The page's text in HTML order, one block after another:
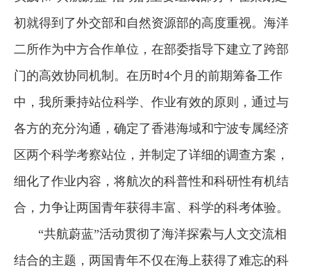
初就得到了外交部和自然资源部的高度重视。海洋
二所作为中方合作单位，在部委指导下建立了跨部
门的高效协同机制。在历时4个月的前期筹备工作
中，我所秉持站位科学、作业有效的原则，通过与
各方的充分沟通，确定了香港海域和宁波专属经济
区两个科学考察站位，并制定了详细的调查方案，
细化了作业内容，将航次的科普性和科研性有机结
合，力争让两国青年获得丰富、科学的科考体验。
“共航蔚蓝”活动贯彻了海洋探索与人文交流相
结合的主题，两国青年不仅在海上获得了难忘的科